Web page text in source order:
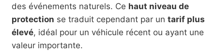
des événements naturels. Ce haut niveau de
protection se traduit cependant par un tarif plus
élevé, idéal pour un véhicule récent ou ayant une
valeur importante.